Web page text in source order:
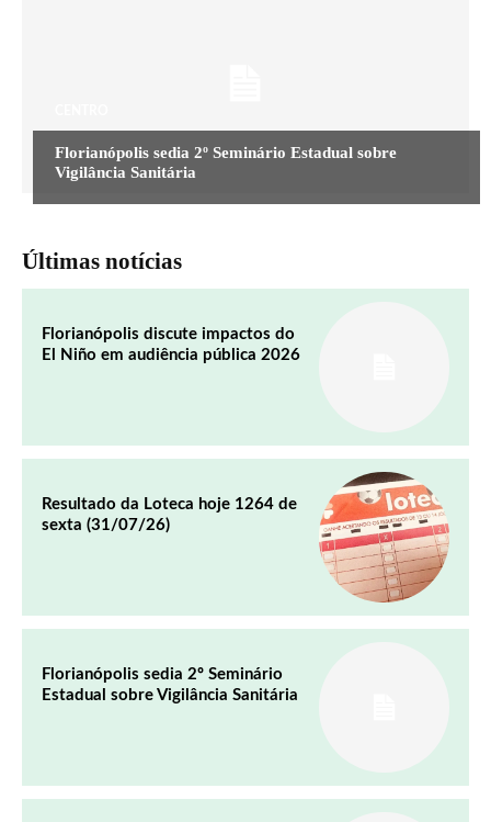
Florianópolis sedia 2º Seminário Estadual sobre
Vigilância Sanitária
Últimas notícias
Florianópolis discute impactos do
El Niño em audiência pública 2026
Resultado da Loteca hoje 1264 de
sexta (31/07/26)
Florianópolis sedia 2º Seminário
Estadual sobre Vigilância Sanitária